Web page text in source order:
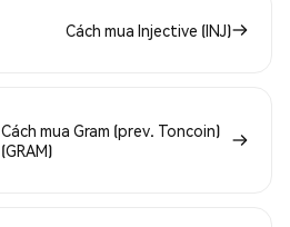
Cách mua Injective (INJ)
Cách mua Gram (prev. Toncoin)
(GRAM)